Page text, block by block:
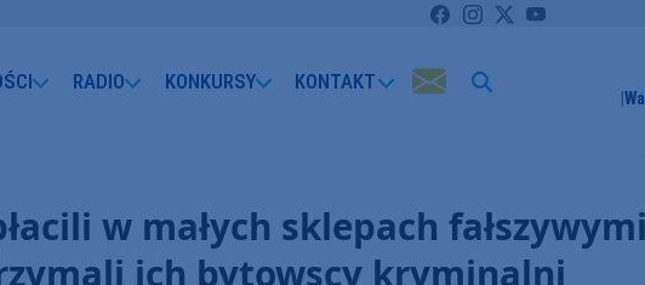
RADIO KONKURSY KONTAKT
w małych sklepach fałszywymi
ich bytowscy kryminalni